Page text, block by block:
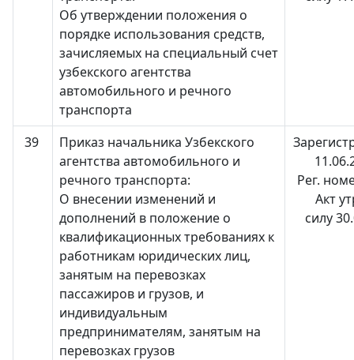
Об утверждении положения о
порядке использования средств,
зачисляемых на специальный счет
узбекского агентства
автомобильного и речного
транспорта
39
Приказ начальника Узбекского
агентства автомобильного и
речного транспорта:
О внесении изменений и
дополнений в положение о
квалификационных требованиях к
работникам юридических лиц,
занятым на перевозках
пассажиров и грузов, и
индивидуальным
предпринимателям, занятым на
перевозках грузов
Рег.
Акт
силу